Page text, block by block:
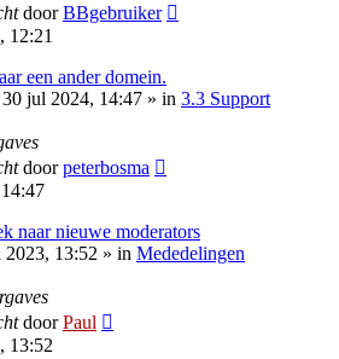
doorBBgebruiker
12:21
een ander domein.
30 jul 2024, 14:47 » in 3.3 Support
doorpeterbosma
naar nieuwe moderators
2023, 13:52 » in Mededelingen
doorPaul
13:52